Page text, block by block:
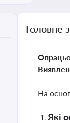
Головне
На
Які